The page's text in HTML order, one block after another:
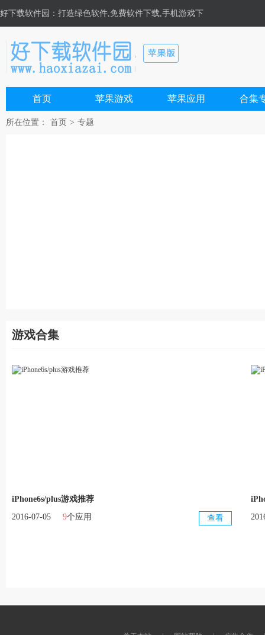
好下载软件园 ：打造绿色软件,免费软件下载,手机游戏下
载,安卓游戏,手机软件下载基地！
首页 苹果游戏 苹果应用 合集
所在位置： 首页 > 专题
游戏合集
iPhone6s/plus游戏推荐
2016-07-05
9个应用 查看